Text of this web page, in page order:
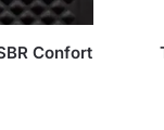
Confort